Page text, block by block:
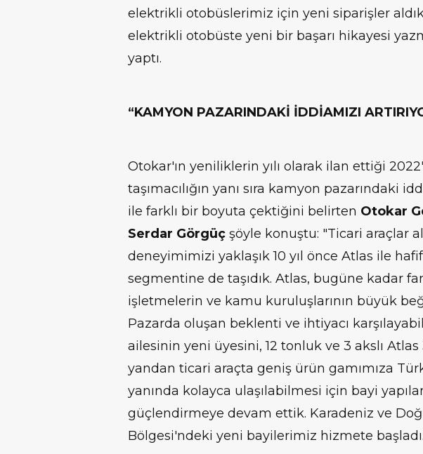
elektrikli otobüslerimiz için yeni siparişler
elektrikli otobüste yeni bir başarı hikayesi
yaptı.
“KAMYON PAZARINDAKİ İDDİAMIZI
Otokar'ın yeniliklerin yılı olarak ilan ettiği
taşımacılığın yanı sıra kamyon pazarındaki
ile farklı bir boyuta çektiğini belirten Otokar
Serdar Görgüç şöyle konuştu: "Ticari araçlar
deneyimimizi yaklaşık 10 yıl önce Atlas ile
segmentine de taşıdık. Atlas, bugüne kadar
işletmelerin ve kamu kuruluşlarının büyük
Pazarda oluşan beklenti ve ihtiyacı
ailesinin yeni üyesini, 12 tonluk ve 3 akslı Atlas
yandan ticari araçta geniş ürün gamımıza
yanında kolayca ulaşılabilmesi için bayi
güçlendirmeye devam ettik. Karadeniz ve
Bölgesi'ndeki yeni bayilerimiz hizmete